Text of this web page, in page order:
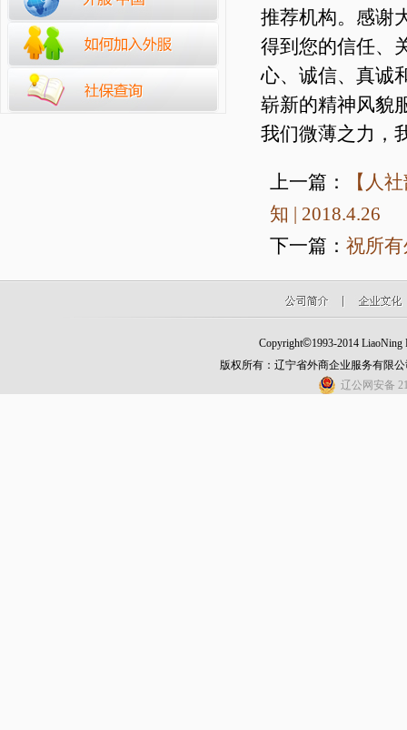
推荐机构。感谢
得到您的信任、
心、诚信、真诚
崭新的精神风貌
我们微薄之力，
上一篇：
【人
知 | 2018.4.26
下一篇： 祝所
Copyright©1993-2014 LiaoNing
版权所有：辽宁省外商企业服务有限
辽公网安备